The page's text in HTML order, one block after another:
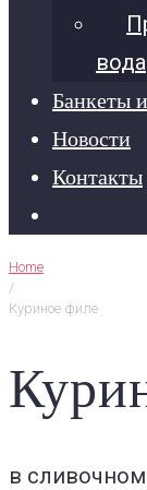
вода
Банкеты
Новости
Контакты
Home
/
Куриное филе
в